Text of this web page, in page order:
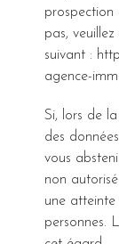
prospection
pas,
suivant :
agence-
Si, lors de
des
vous
non
une
personnes.